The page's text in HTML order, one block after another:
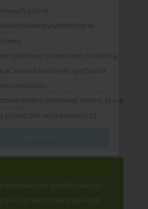
nową wykładzinę w
powietrzu.
można podziwiać rzeźby, które
innowacyjny sposób nauczyć
Sprawdź naszą aplikację
z przyjemnością, czyli jak tworzyć notatki
(Piktobit Wojciech Jasiński) oraz